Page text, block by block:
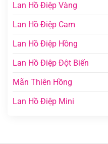
Lan Hồ Điệp Vàng
Lan Hồ Điệp Cam
Lan Hồ Điệp Hồng
Lan Hồ Điệp Đột Biến
Mãn Thiên Hồng
Lan Hồ Điệp Mini